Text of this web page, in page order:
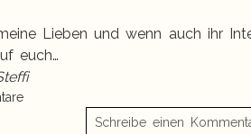
Lieben und wenn auch ihr
euch…
Schreibe einen